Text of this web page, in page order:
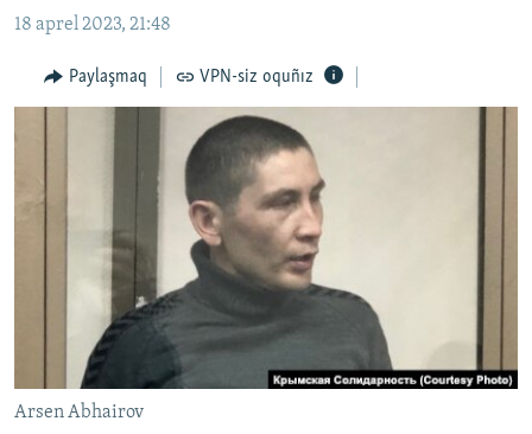
Qıdıruvğa
qaytmaq
MEDENİYET
İNSAN AQLARI
BLOGLAR
Українською
QOŞULIÑIZ!
18 aprel 2023, 21:48
Paylaşmaq VPN-siz oquñız
Arsen Abhairov